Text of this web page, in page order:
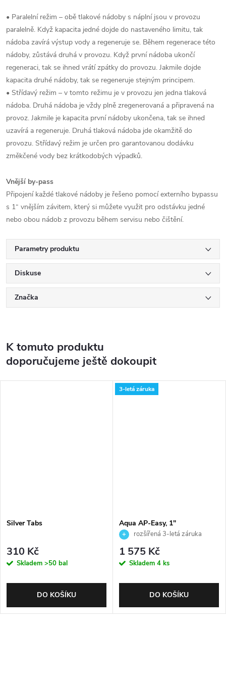
• Paralelní režim – obě tlakové nádoby s náplní jsou v provozu
paralelně. Když kapacita jedné dojde do nastaveného limitu, tak
nádoba zavírá výstup vody a regeneruje se. Během regenerace této
nádoby, zůstává druhá v provozu. Když první nádoba ukončí
regeneraci, tak se ihned vrátí zpátky do provozu. Jakmile dojde
kapacita druhé nádoby, tak se regeneruje stejným principem.
• Střídavý režim – v tomto režimu je v provozu jen jedna tlaková
nádoba. Druhá nádoba je vždy plně zregenerovaná a připravená na
provoz. Jakmile je kapacita první nádoby ukončena, tak se ihned
uzavírá a regeneruje. Druhá tlaková nádoba jde okamžitě do
provozu. Střídavý režim je určen pro garantovanou dodávku
změkčené vody bez krátkodobých výpadků.
Vnější by-pass
Připojení každé tlakové nádoby je řešeno pomocí externího bypassu
s 1“ vnějším závitem, který si můžete využit pro odstávku jedné
nebo obou nádob z provozu během servisu nebo čištění.
Parametry produktu
Diskuse
Značka
K tomuto produktu
doporučujeme ještě dokoupit
Silver Tabs
310 Kč
Skladem >50 bal
DO KOŠÍKU
3-letá záruka
Aqua AP-Easy, 1"
rozšířená 3-letá záruka
1 575 Kč
Skladem 4 ks
DO KOŠÍKU